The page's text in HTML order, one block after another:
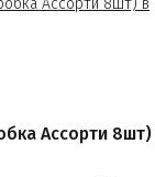
Ассорти 8шт)